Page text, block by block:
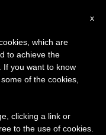
a los
de
×
la pausa
de verano
y también el
x
which are
to achieve the
If you want to know
of the cookies,
clicking a link or
to the use of cookies.